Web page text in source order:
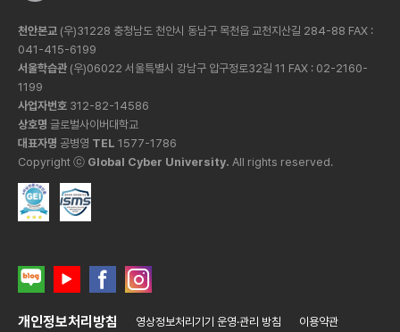
개인정보처리방침 영상정보처리기기 운영·관리 방침 이용약관
천안본교 (우)31228 충청남도 천안시 동남구 목천읍 교천지산길 284-88 FAX :
041-415-6199
서울학습관 (우)06022 서울특별시 강남구 압구정로32길 11 FAX : 02-2160-
1199
사업자번호 312-82-14586
상호명 글로벌사이버대학교
대표자명 공병영 TEL 1577-1786
Copyright ⓒ Global Cyber University. All rights reserved.